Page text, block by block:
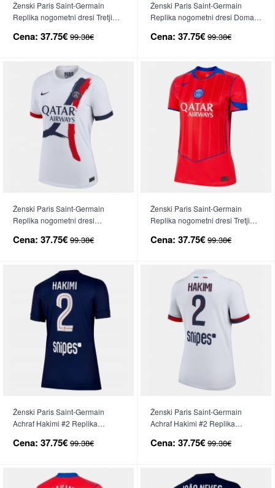
Ženski Paris Saint-Germain
Replika nogometni dresi Tretji
Cena: 37.75€ 99.38€
Ženski Paris Saint-Germain
Replika nogometni dresi Domači
Cena: 37.75€ 99.38€
Ženski Paris Saint-Germain
Replika nogometni dresi
Cena: 37.75€ 99.38€
Ženski Paris Saint-Germain
Replika nogometni dresi Tretji
Cena: 37.75€ 99.38€
Ženski Paris Saint-Germain
Achraf Hakimi #2 Replika
26 Kratek Rokav
Cena: 37.75€ 99.38€
Ženski Paris Saint-Germain
Achraf Hakimi #2 Replika
26 Kratek Rokav
Cena: 37.75€ 99.38€